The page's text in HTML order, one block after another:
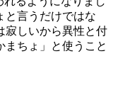
と言うだけではな
寂しいから異性と付
まちょ」と使うこと